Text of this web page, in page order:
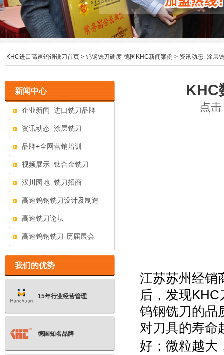
KHC进口高速钨钢铣刀首页 > 钨钢铣刀硬度-德国KHC新闻案例 > 资讯动态_涂层
KHC
点
江苏苏州经销
后，发现KHC
钨钢铣刀的品
对刀具的寿命
好；微粒越大
新闻中心
企业新闻_进口铣刀品牌
资讯动态_涂层铣刀
品牌+全网营销培训
视频展示_钛合金铣刀
汉川园地_铣刀招商
高速钨钢铣刀设计及制造
高速铣刀论坛
高速钨钢铣刀-历届展会
我们的优势
15年行业经营管理
德国知名品牌